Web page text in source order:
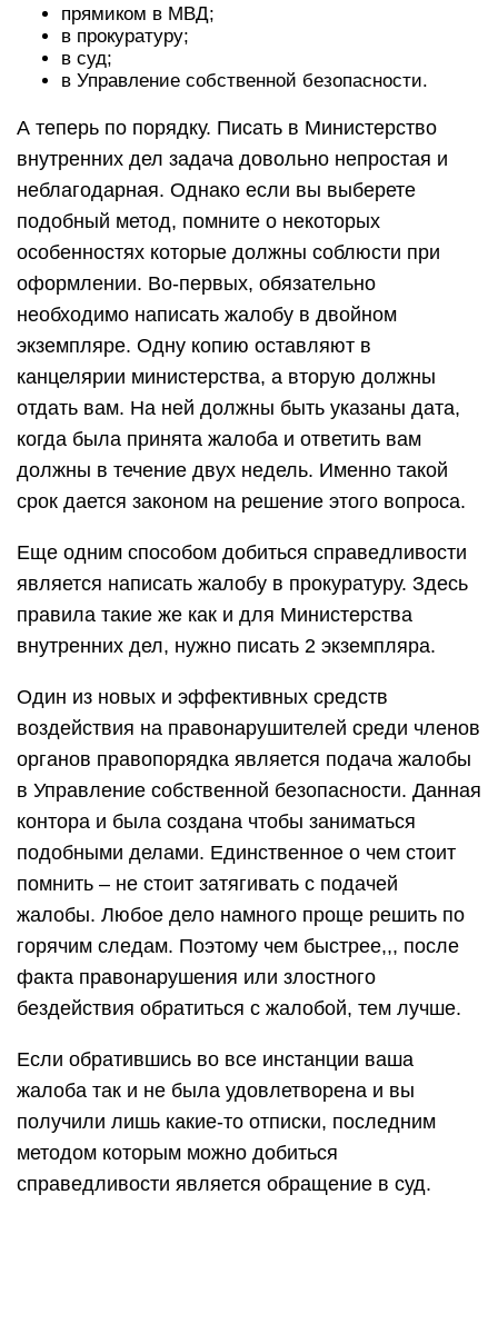
прямиком в МВД;
в прокуратуру;
в суд;
в Управление собственной безопасности.
А теперь по порядку. Писать в Министерство
внутренних дел задача довольно непростая и
неблагодарная. Однако если вы выберете
подобный метод, помните о некоторых
особенностях которые должны соблюсти при
оформлении. Во-первых, обязательно
необходимо написать жалобу в двойном
экземпляре. Одну копию оставляют в
канцелярии министерства, а вторую должны
отдать вам. На ней должны быть указаны дата,
когда была принята жалоба и ответить вам
должны в течение двух недель. Именно такой
срок дается законом на решение этого вопроса.
Еще одним способом добиться справедливости
является написать жалобу в прокуратуру. Здесь
правила такие же как и для Министерства
внутренних дел, нужно писать 2 экземпляра.
Один из новых и эффективных средств
воздействия на правонарушителей среди членов
органов правопорядка является подача жалобы
в Управление собственной безопасности. Данная
контора и была создана чтобы заниматься
подобными делами. Единственное о чем стоит
помнить – не стоит затягивать с подачей
жалобы. Любое дело намного проще решить по
горячим следам. Поэтому чем быстрее,,, после
факта правонарушения или злостного
бездействия обратиться с жалобой, тем лучше.
Если обратившись во все инстанции ваша
жалоба так и не была удовлетворена и вы
получили лишь какие-то отписки, последним
методом которым можно добиться
справедливости является обращение в суд.